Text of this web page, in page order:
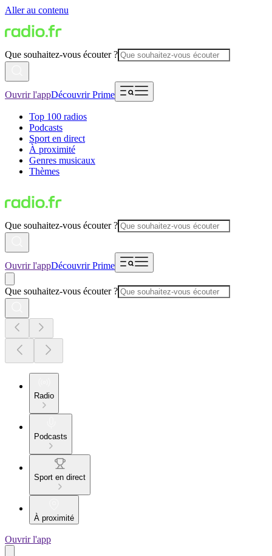
Aller au contenu
Que souhaitez-vous écouter ?
Ouvrir l'appDécouvrir Prime
Top 100 radios
Podcasts
Sport en direct
À proximité
Genres musicaux
Thèmes
Que souhaitez-vous écouter ?
Ouvrir l'appDécouvrir Prime
Que souhaitez-vous écouter ?
Radio
Podcasts
Sport en direct
À proximité
Ouvrir l'app